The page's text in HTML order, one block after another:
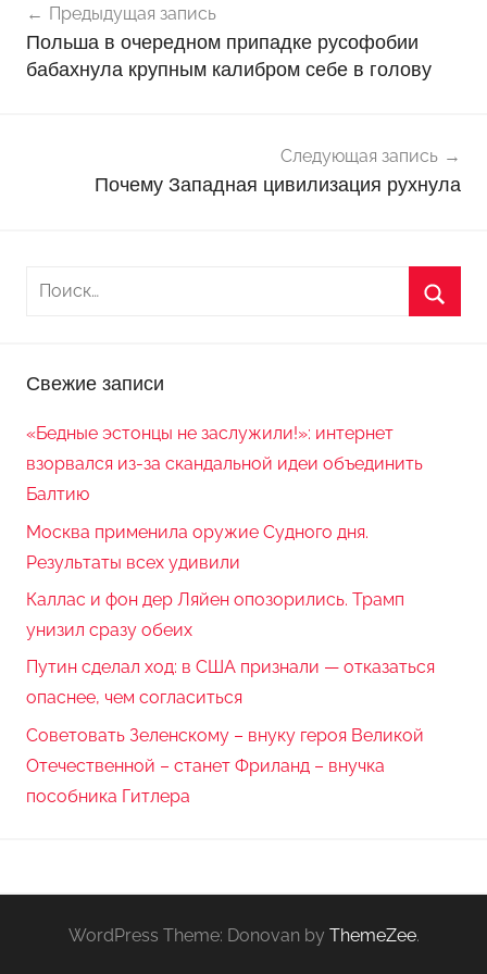
о
в
о
по
записям
Предыдущая запись
Польша в очередном припадке русофобии
бабахнула крупным калибром себе в голову
Следующая запись
Почему Западная цивилизация рухнула
Свежие записи
«Бедные эстонцы не заслужили!»: интернет
взорвался из-за скандальной идеи объединить
Балтию
Москва применила оружие Судного дня.
Результаты всех удивили
Каллас и фон дер Ляйен опозорились. Трамп
унизил сразу обеих
Путин сделал ход: в США признали — отказаться
опаснее, чем согласиться
Советовать Зеленскому – внуку героя Великой
Отечественной – станет Фриланд – внучка
пособника Гитлера
WordPress Theme: Donovan by ThemeZee.